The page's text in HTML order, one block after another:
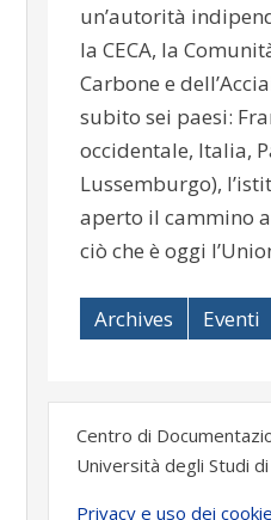
un’autorità
la CECA, la
Carbone e
subito sei paesi:
occidentale, Italia,
Lussemburgo),
aperto il cammino
ciò che è oggi
Archives Eventi
Centro di
Università degli Studi di
Privacy e uso dei cookie